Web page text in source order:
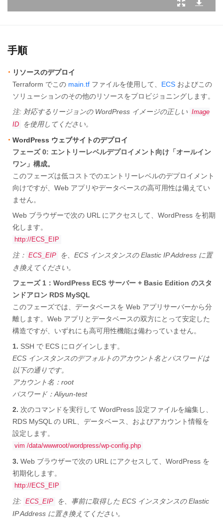
手順
リソースのデプロイ
Terraform でこの main.tf ファイルを使用して、 ECS およびこの
ソリューションのその他のリソースをプロビジョニングします。
注: 対応するリージョンの WordPress イメージの正しい Image
ID
を使用してください。
WordPress ウェブサイトのデプロイ
フェーズ 0: エントリーレベルデプロイメント向け「オールイン
ワン」構成。
このフェーズは低コストでのエントリーレベルのデプロイメント
向けですが、Web アプリやデータベースの高可用性は備えてい
ません。
Web ブラウザーで次の URL にアクセスして、WordPress を初期
化します。
http://ECS_EIP
注： ECS_EIP
を、ECS インスタンスの Elastic IP Address に置
き換えてください。
フェーズ 1：WordPress ECS サーバー + Basic Edition のスタ
ンドアロン RDS MySQL
このフェーズでは、データベースを Web アプリサーバーから分
離します。Web アプリとデータベースの双方にとって安定した
構造ですが、いずれにも高可用性機能は備わっていません。
1. SSH で ECS にログインします。
ECS インスタンスのデフォルトのアカウント名とパスワードは
以下の通りです。
アカウント名：root
パスワード：Aliyun-test
2. 次のコマンドを実行して WordPress 設定ファイルを編集し、
RDS MySQL の URL、データベース、およびアカウント情報を
設定します。
vim /data/wwwroot/wordpress/wp-config.php
3. Web ブラウザーで次の URL にアクセスして、WordPress を
初期化します。
http://ECS_EIP
注: ECS_EIP
を、事前に取得した ECS インスタンスの Elastic
IP Address に置き換えてください。